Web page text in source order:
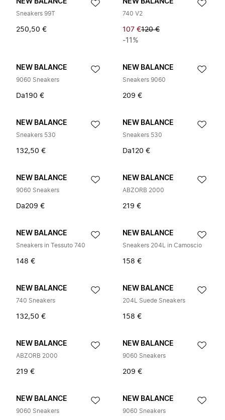
NEW BALANCE
Sneakers 99T
250,50 €
NEW BALANCE
740 V2
107 €120 €
-11%
NEW BALANCE
9060 Sneakers
Da190 €
NEW BALANCE
Sneakers 9060
209 €
NEW BALANCE
Sneakers 530
132,50 €
NEW BALANCE
Sneakers 530
Da120 €
NEW BALANCE
9060 Sneakers
Da209 €
NEW BALANCE
ABZORB 2000
219 €
NEW BALANCE
Sneakers in Tessuto 740
148 €
NEW BALANCE
Sneakers 204L in Camoscio
158 €
NEW BALANCE
740 Sneakers
132,50 €
NEW BALANCE
204L Suede Sneakers
158 €
NEW BALANCE
ABZORB 2000
219 €
NEW BALANCE
9060 Sneakers
209 €
NEW BALANCE
9060 Sneakers
NEW BALANCE
9060 Sneakers